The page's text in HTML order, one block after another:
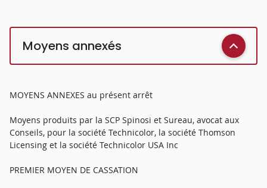
Moyens annexés
MOYENS ANNEXES au présent arrêt
Moyens produits par la SCP Spinosi et Sureau, avocat aux
Conseils, pour la société Technicolor, la société Thomson
Licensing et la société Technicolor USA Inc
PREMIER MOYEN DE CASSATION